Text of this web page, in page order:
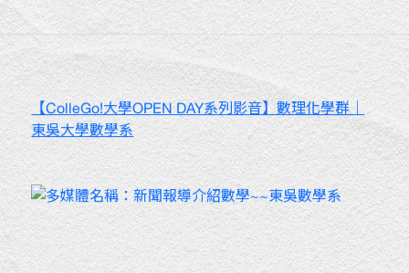
【ColleGo!大學OPEN DAY系列影音】數理化學群｜
東吳大學數學系